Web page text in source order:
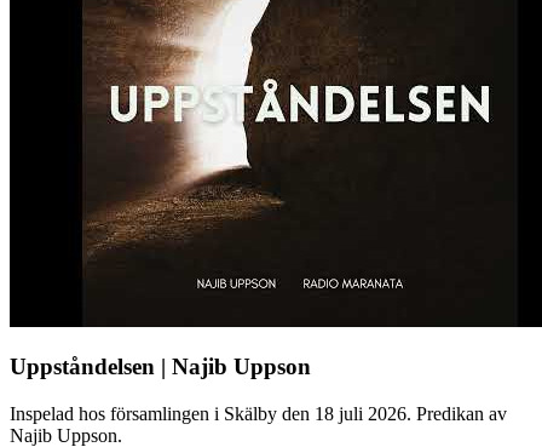
Uppståndelsen | Najib Uppson
Inspelad hos församlingen i Skälby den 18 juli 2026. Predikan av
Najib Uppson.